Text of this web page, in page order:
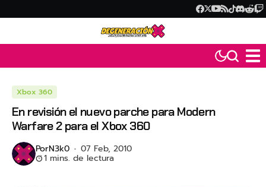
Xbox 360
En revisión el nuevo parche para Modern
Warfare 2 para el Xbox 360
PorN3k0 07 Feb, 2010
1 mins. de lectura